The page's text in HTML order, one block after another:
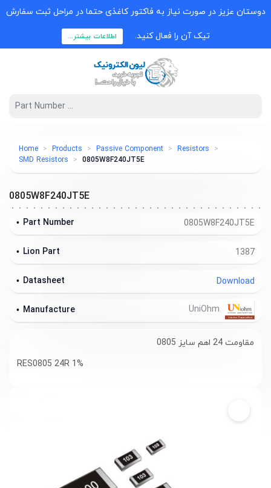
دوستان عزیز در صورت نیاز به فاکتور کاغذی حتما در مراحل ثبت سفارش
تیک آن را فعال کنید. اطلاعات بیشتر...
Home Products Passive Component
Resistors
SMD Resistors
0805W8F240JT5E
0805W8F240JT5E
0805W8F240JT5E
Part Number
1387
Lion Part
Download
Datasheet
Manufacture
مقاومت 24 اهم سایز 0805
RES0805 24R 1%